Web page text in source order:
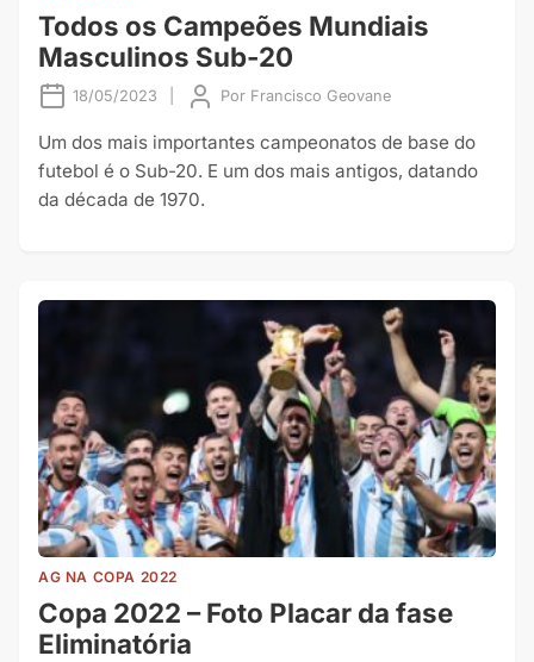
Todos os Campeões Mundiais
Masculinos Sub-20
18/05/2023 Por Francisco Geovane
Um dos mais importantes campeonatos de base do
futebol é o Sub-20. E um dos mais antigos, datando
da década de 1970.
AG NA COPA 2022
Copa 2022 – Foto Placar da fase
Eliminatória